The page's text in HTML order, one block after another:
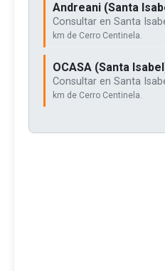
Andreani (Santa
Consultar en Santa
km de Cerro Centinela.
OCASA (Santa
Consultar en Santa
km de Cerro Centinela.